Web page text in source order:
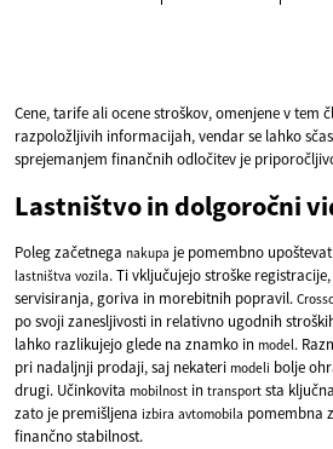
Cene, tarife ali ocene stroškov, omenjene v tem
razpoložljivih informacijah, vendar se lahko
sprejemanjem finančnih odločitev je
Lastništvo in dolgoročni
Poleg začetnega nakupa je pomembno
lastništva vozila. Ti vključujejo stroške
servisiranja, goriva in morebitnih popravil.
po svoji zanesljivosti in relativno ugodnih
lahko razlikujejo glede na znamko in model.
pri nadaljnji prodaji, saj nekateri modeli bolje
drugi. Učinkovita mobilnost in transport sta
zato je premišljena izbira avtomobila pomembna
finančno stabilnost.